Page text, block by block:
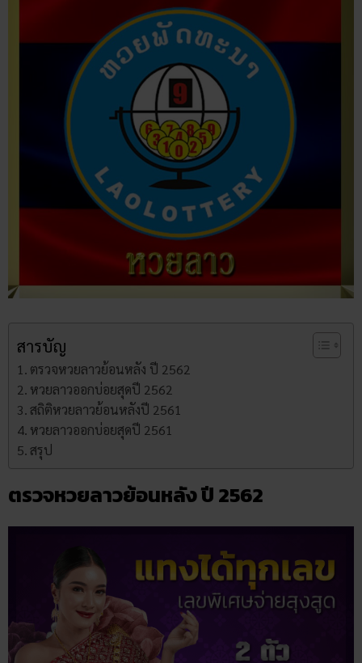
สารบัญ
ตรวจหวยลาวย้อนหลัง ปี 2562
หวยลาวออกบ่อยสุดปี 2562
สถิติหวยลาวย้อนหลังปี 2561
หวยลาวออกบ่อยสุดปี 2561
สรุป
ตรวจหวยลาวย้อนหลัง ปี 2562